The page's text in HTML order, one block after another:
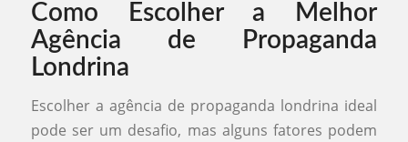
Como Escolher a Melhor
Agência de Propaganda
Londrina
Escolher a agência de propaganda londrina ideal
pode ser um desafio, mas alguns fatores podem